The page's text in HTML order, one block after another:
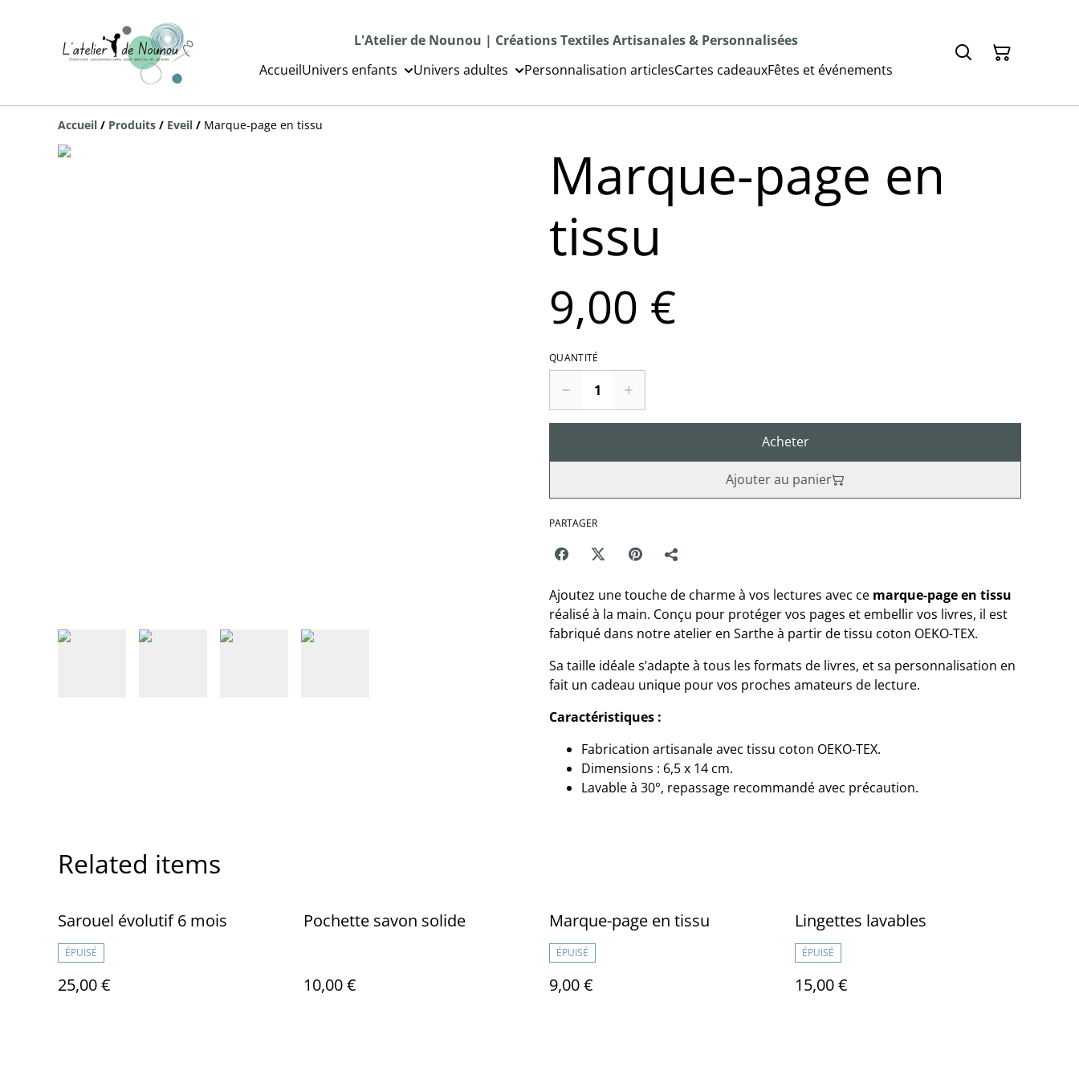
L'Atelier de Nounou | Créations Textiles Artisanales & Personnalisées
AccueilUnivers enfants Univers adultes Personnalisation articlesCartes cadeauxFêtes et événements
Accueil / Produits / Eveil / Marque-page en tissu
Marque-page en
tissu
9,00 €
QUANTITÉ
Acheter
Ajouter au panier
PARTAGER
Ajoutez une touche de charme à vos lectures avec ce marque-page en tissu
réalisé à la main. Conçu pour protéger vos pages et embellir vos livres, il est
fabriqué dans notre atelier en Sarthe à partir de tissu coton OEKO-TEX.
Sa taille idéale s’adapte à tous les formats de livres, et sa personnalisation en
fait un cadeau unique pour vos proches amateurs de lecture.
Caractéristiques :
Fabrication artisanale avec tissu coton OEKO-TEX.
Dimensions : 6,5 x 14 cm.
Lavable à 30°, repassage recommandé avec précaution.
Related items
Sarouel évolutif 6 mois
ÉPUISÉ
25,00 €
Pochette savon solide
10,00 €
Marque-page en tissu
ÉPUISÉ
9,00 €
Lingettes lavables
ÉPUISÉ
15,00 €